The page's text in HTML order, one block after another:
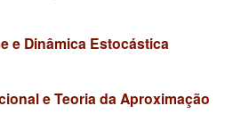
e Dinâmica Estocástica
e Teoria da Aproximação